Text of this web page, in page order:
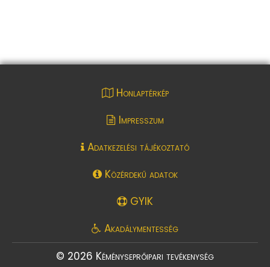
Honlaptérkép
Impresszum
Adatkezelési tájékoztató
Közérdekű adatok
GYIK
Akadálymentesség
© 2026 Kéményseprőipari tevékenység